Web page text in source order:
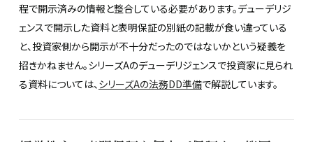
程で開示済みの情報と整合している必要があります。デューデリジ
ェンスで開示した資料と表明保証の別紙の記載が食い違っている
と、投資家側から開示が不十分だったのではないかという疑義を
招きかねません。シリーズAのデューデリジェンスで投資家に見られ
る資料については、 シリーズAの法務DD準備で解説しています。